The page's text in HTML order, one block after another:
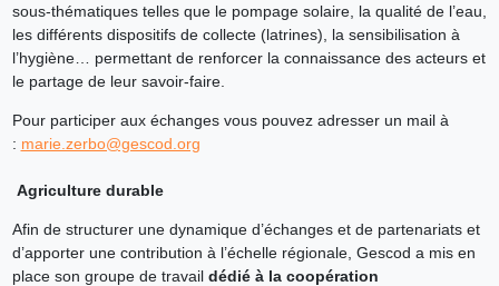
sous-thématiques telles que le pompage solaire, la qualité de l’eau,
les différents dispositifs de collecte (latrines), la sensibilisation à
l’hygiène… permettant de renforcer la connaissance des acteurs et
le partage de leur savoir-faire.
Pour participer aux échanges vous pouvez adresser un mail à
: marie.zerbo@gescod.org
Agriculture durable
Afin de structurer une dynamique d’échanges et de partenariats et
d’apporter une contribution à l’échelle régionale, Gescod a mis en
place son groupe de travaildédié à la coopération